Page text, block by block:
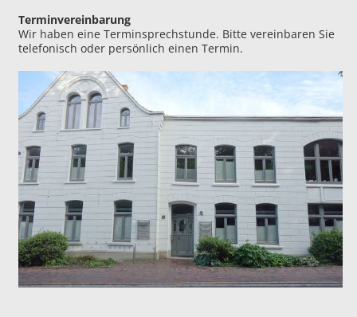
Terminvereinbarung
Wir haben eine Terminsprechstunde. Bitte vereinbaren Sie
telefonisch oder persönlich einen Termin.